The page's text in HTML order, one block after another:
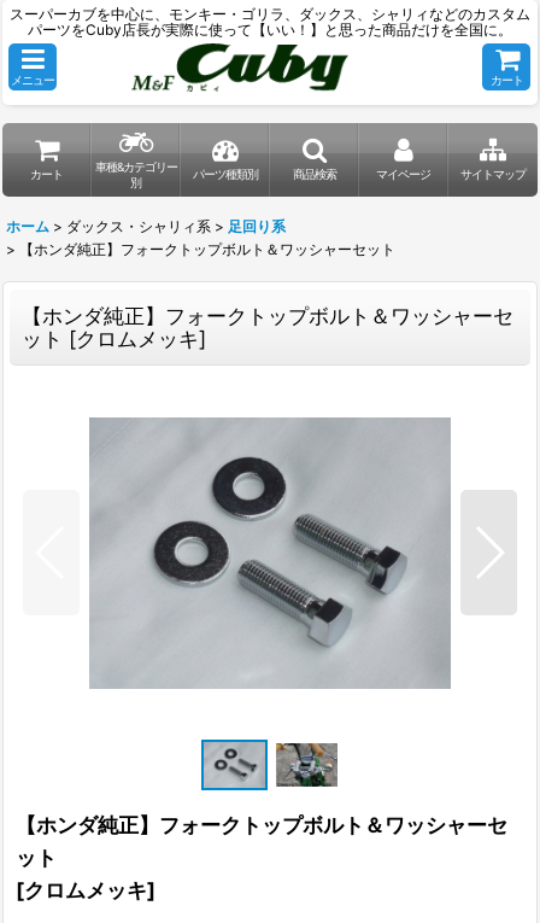
スーパーカブを中心に、モンキー・ゴリラ、ダックス、シャリィなどのカスタム
パーツをCuby店長が実際に使って【いい！】と思った商品だけを全国に。
メニュー カート
カート
車種&カテゴリー
別
パーツ種類別 商品検索 マイページ サイトマップ
ホーム > ダックス・シャリィ系 > 足回り系
>
【ホンダ純正】フォークトップボルト＆ワッシャーセット
【ホンダ純正】フォークトップボルト＆ワッシャーセ
ット [クロムメッキ]
【ホンダ純正】フォークトップボルト＆ワッシャーセ
ット
[クロムメッキ]